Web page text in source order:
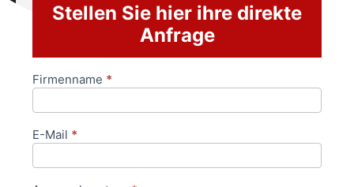
Stellen Sie hier ihre direkte
Anfrage
Anfrageformular
Firmenname *
E-Mail *